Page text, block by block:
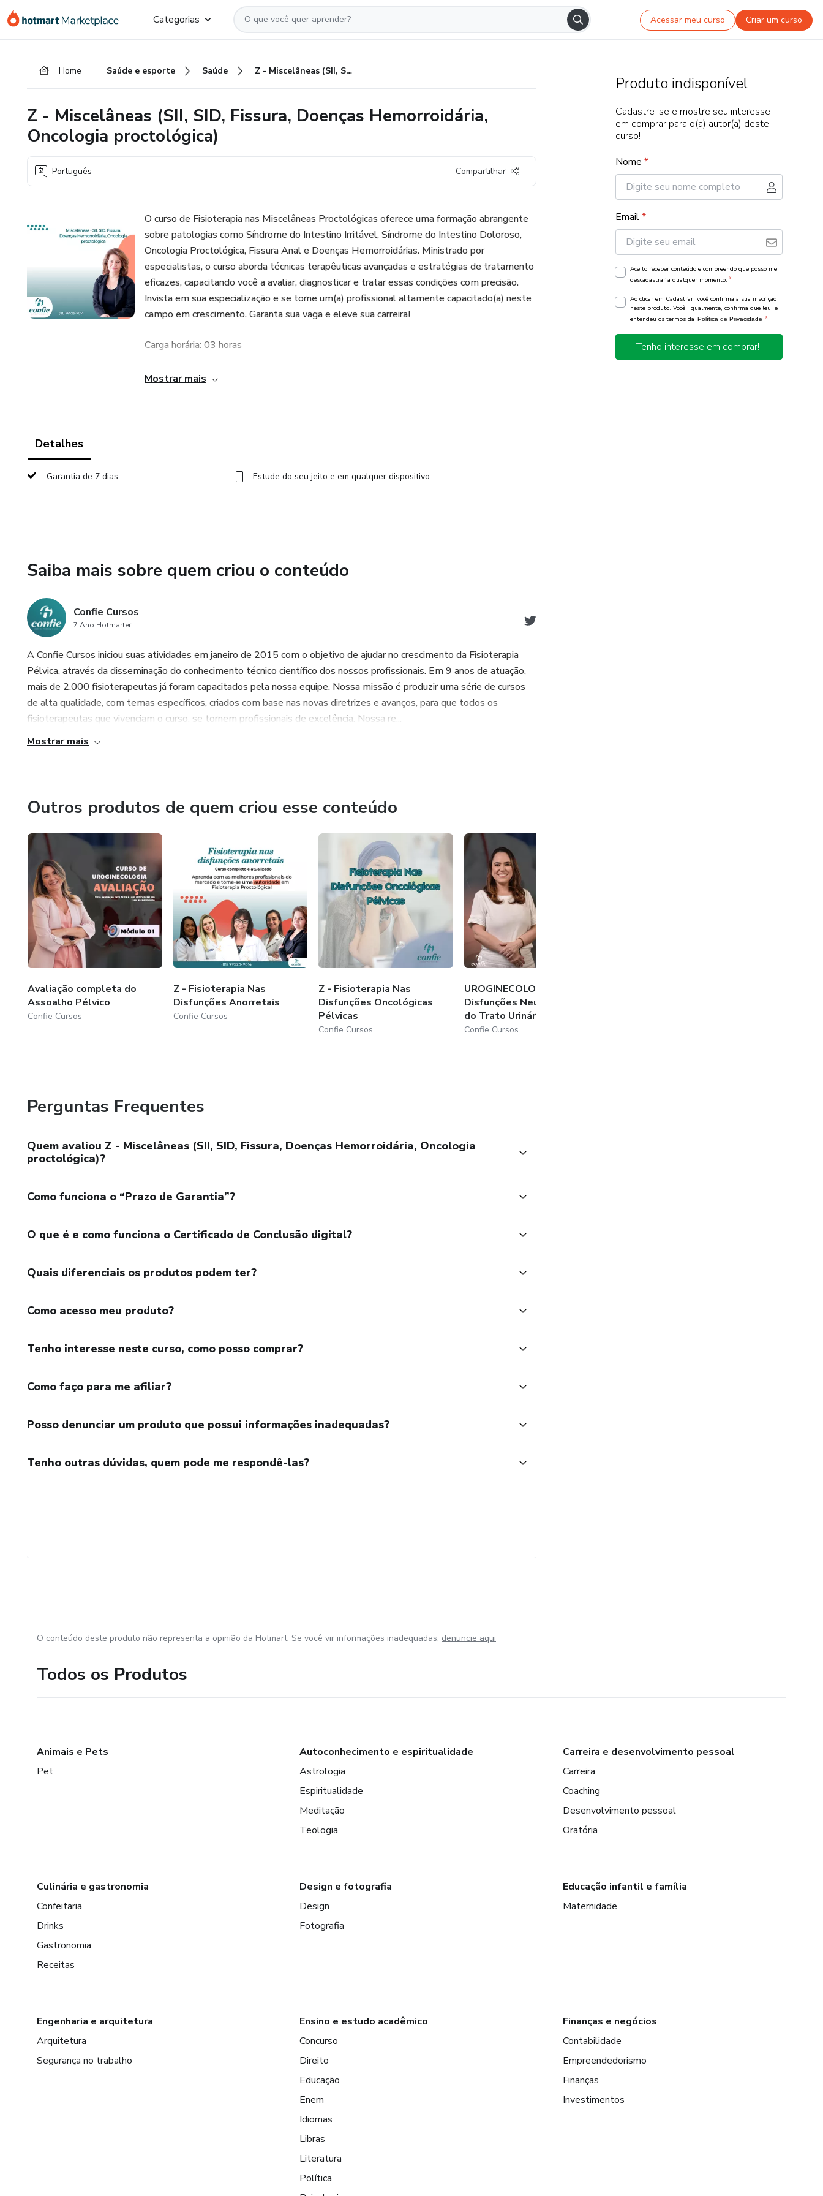
para
para
para
Categorias Acessar meu curso Criar um curso
Home Saúde e esporte Saúde Z - Miscelâneas (SII, SID, Fissura, Doenças Hemorroidária, Oncologia proctológica)
Z - Miscelâneas (SII, SID, Fissura, Doenças Hemorroidária,
Oncologia proctológica)
Português Compartilhar
O curso de Fisioterapia nas Miscelâneas Proctológicas oferece uma formação abrangente
sobre patologias como Síndrome do Intestino Irritável, Síndrome do Intestino Doloroso,
Oncologia Proctológica, Fissura Anal e Doenças Hemorroidárias. Ministrado por
especialistas, o curso aborda técnicas terapêuticas avançadas e estratégias de tratamento
eficazes, capacitando você a avaliar, diagnosticar e tratar essas condições com precisão.
Invista em sua especialização e se torne um(a) profissional altamente capacitado(a) neste
campo em crescimento. Garanta sua vaga e eleve sua carreira!
Carga horária: 03 horas
Acesso: 180 dias
Mostrar mais
Detalhes
Garantia de 7 dias Estude do seu jeito e em qualquer dispositivo
Saiba mais sobre quem criou o conteúdo
Confie Cursos
7 Ano Hotmarter
A Confie Cursos iniciou suas atividades em janeiro de 2015 com o objetivo de ajudar no crescimento da Fisioterapia
Pélvica, através da disseminação do conhecimento técnico científico dos nossos profissionais. Em 9 anos de atuação,
mais de 2.000 fisioterapeutas já foram capacitados pela nossa equipe. Nossa missão é produzir uma série de cursos
de alta qualidade, com temas específicos, criados com base nas novas diretrizes e avanços, para que todos os
fisioterapeutas que vivenciam o curso, se tornem profissionais de excelência. Nossa re...
Mostrar mais
Outros produtos de quem criou esse conteúdo
Avaliação completa do
Assoalho Pélvico
Confie Cursos
Z - Fisioterapia Nas
Disfunções Anorretais
Confie Cursos
Z - Fisioterapia Nas
Disfunções Oncológicas
Pélvicas
Confie Cursos
UROGINECOLOGIA -
Disfunções Neurogênicas
do Trato Urinário I...
Confie Cursos
Perguntas Frequentes
Quem avaliou Z - Miscelâneas (SII, SID, Fissura, Doenças Hemorroidária, Oncologia
proctológica)?
Como funciona o “Prazo de Garantia”?
O que é e como funciona o Certificado de Conclusão digital?
Quais diferenciais os produtos podem ter?
Como acesso meu produto?
Tenho interesse neste curso, como posso comprar?
Como faço para me afiliar?
Posso denunciar um produto que possui informações inadequadas?
Tenho outras dúvidas, quem pode me respondê-las?
Produto indisponível
Cadastre-se e mostre seu interesse
em comprar para o(a) autor(a) deste
curso!
Nome *
Email*
Aceito receber conteúdo e compreendo que posso me
descadastrar a qualquer momento. *
Ao clicar em Cadastrar, você confirma a sua inscrição
neste produto. Você, igualmente, confirma que leu, e
entendeu os termos da Política de Privacidade *
Tenho interesse em comprar!
O conteúdo deste produto não representa a opinião da Hotmart. Se você vir informações inadequadas, denuncie aqui
Todos os Produtos
Animais e Pets
Pet
Autoconhecimento e espiritualidade
Astrologia
Espiritualidade
Meditação
Teologia
Carreira e desenvolvimento pessoal
Carreira
Coaching
Desenvolvimento pessoal
Oratória
Culinária e gastronomia
Confeitaria
Drinks
Gastronomia
Receitas
Design e fotografia
Design
Fotografia
Educação infantil e família
Maternidade
Engenharia e arquitetura
Arquitetura
Segurança no trabalho
Ensino e estudo acadêmico
Concurso
Direito
Educação
Enem
Idiomas
Libras
Literatura
Política
Finanças e negócios
Contabilidade
Empreendedorismo
Finanças
Investimentos